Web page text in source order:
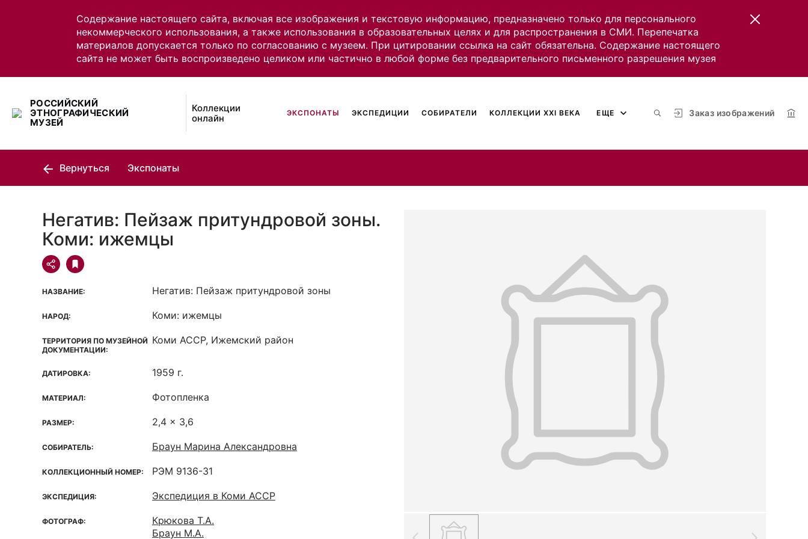
Содержание настоящего сайта, включая все изображения и текстовую информацию, предназначено только для персонального
некоммерческого использования, а также использования в образовательных целях и для распространения в СМИ. Перепечатка
материалов допускается только по согласованию с музеем. При цитировании ссылка на сайт обязательна. Содержание настоящего
сайта не может быть воспроизведено целиком или частично в любой форме без предварительного письменного разрешения музея
РОССИЙСКИЙ
ЭТНОГРАФИЧЕСКИЙ
МУЗЕЙ
Коллекции
онлайн
Заказ изображений
ЭКСПОНАТЫ ЭКСПЕДИЦИИ СОБИРАТЕЛИ КОЛЛЕКЦИИ XXI ВЕКА ЕЩЕ
Вернуться Экспонаты
Негатив: Пейзаж притундровой зоны.
Коми: ижемцы
НАЗВАНИЕ: Негатив: Пейзаж притундровой зоны
НАРОД: Коми: ижемцы
ТЕРРИТОРИЯ ПО МУЗЕЙНОЙ
ДОКУМЕНТАЦИИ:
Коми ACCP, Ижемский район
ДАТИРОВКА: 1959 г.
МАТЕРИАЛ: Фотопленка
РАЗМЕР: 2,4 x 3,6
СОБИРАТЕЛЬ: Браун Марина Александровна
КОЛЛЕКЦИОННЫЙ НОМЕР: РЭМ 9136-31
ЭКСПЕДИЦИЯ: Экспедиция в Коми АССР
ФОТОГРАФ:
Крюкова Т.А.
Браун М.А.